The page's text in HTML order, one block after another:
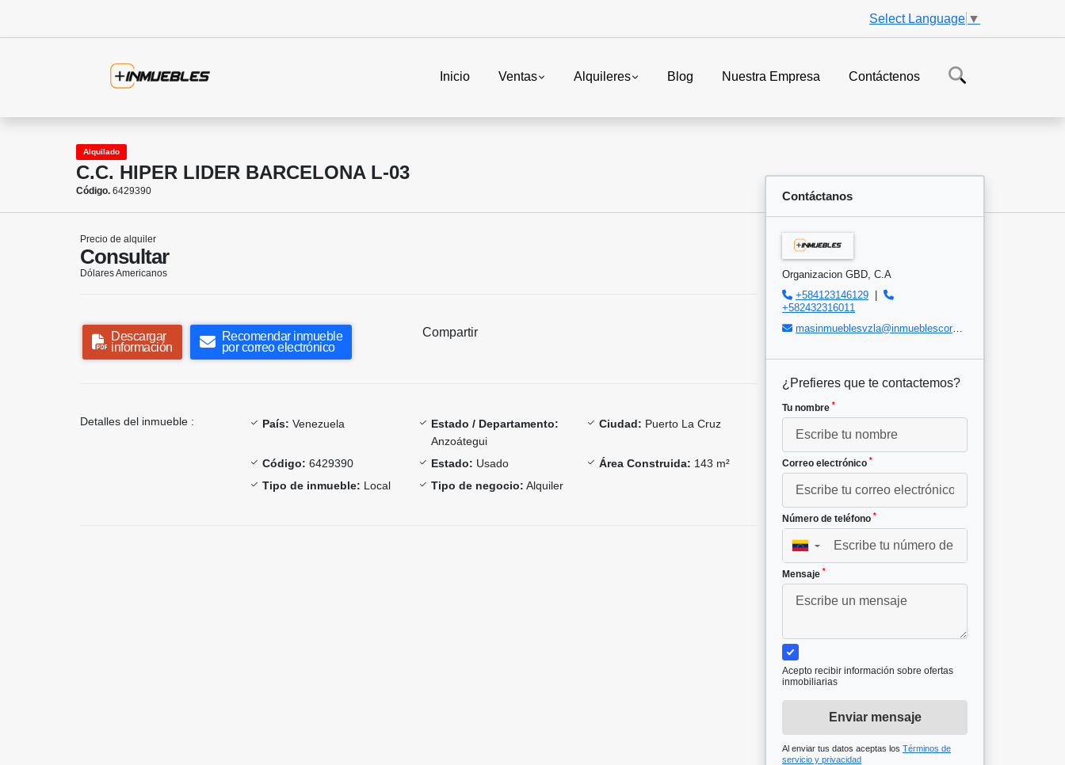
Select Language ▼
Inicio Ventas Alquileres Blog Nuestra Empresa Contáctenos
Alquilado
C.C. HIPER LIDER BARCELONA L-03
Código. 6429390
Precio de alquiler
Consultar
Dólares Americanos
Descargar
información
Recomendar inmueble
por correo electrónico
Compartir
Detalles del inmueble : País: Venezuela
Estado / Departamento:
Anzoátegui
Ciudad: Puerto La Cruz
Código: 6429390 Estado: Usado Área Construida: 143 m²
Tipo de inmueble: Local Tipo de negocio: Alquiler
Contáctanos
Organizacion GBD, C.A
+584123146129 |
+582432316011
masinmueblesvzla@inmueblescorp.com
¿Prefieres que te contactemos?
Tu nombre *
Correo electrónico *
Número de teléfono *
▼
Mensaje *
Acepto recibir información sobre ofertas
inmobiliarias
Enviar mensaje
Al enviar tus datos aceptas los Términos de
servicio y privacidad